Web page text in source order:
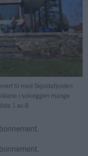
til med Skjoldafjorden
i solveggen mange
1 av 8